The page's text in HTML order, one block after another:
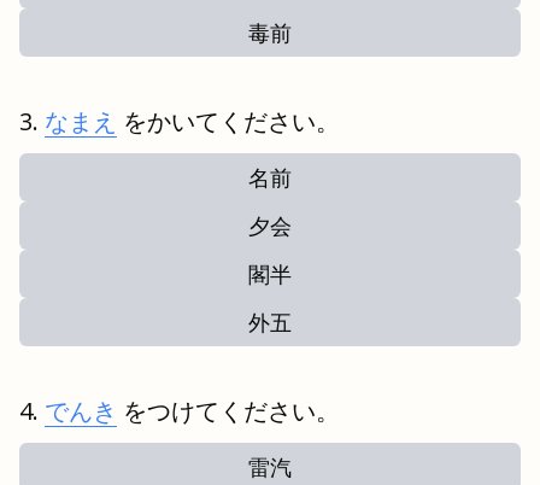
毒前
なまえ をかいてください。
名前
夕会
閣半
外五
でんき をつけてください。
雷汽